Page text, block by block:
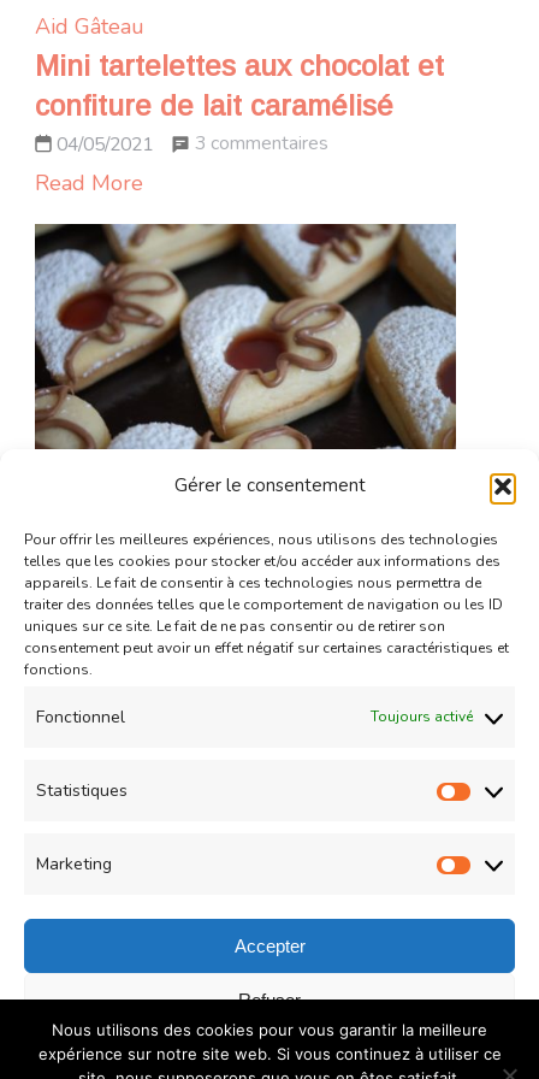
Gérer le consentement
Pour offrir les meilleures expériences, nous utilisons des technologies
telles que les cookies pour stocker et/ou accéder aux informations des
appareils. Le fait de consentir à ces technologies nous permettra de
traiter des données telles que le comportement de navigation ou les ID
uniques sur ce site. Le fait de ne pas consentir ou de retirer son
consentement peut avoir un effet négatif sur certaines caractéristiques et
fonctions.
Fonctionnel Toujours activé
Statistiques
Marketing
Accepter
Refuser
Enregistrer les préférences
Aid Gâteau
Mini tartelettes aux chocolat et
confiture de lait caramélisé
04/05/2021 3 commentaires
aux
chocolat
et
confiture
de
caramélisé
Read More
Aid Gâteau
Coeurs Sablés très fondants
fourrés à la confiture de fraise
04/05/2021
Coeurs
confiture
fraise
Read More
© Copyright 2026COUZINA.fr : Cuisine du Monde. All
Rights Reserved.Recipe Quest | Developed ByWP
Delicious. Powered byWordPress. Politique de
Nous utilisons des cookies pour vous garantir la meilleure
expérience sur notre site web. Si vous continuez à utiliser ce